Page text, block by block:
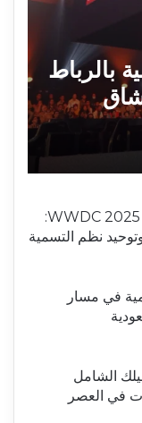
بالرباط
مؤتمر آبل للمطورين WWDC 2025:
نظم التسمية
في مسار
الشامل
في العصر